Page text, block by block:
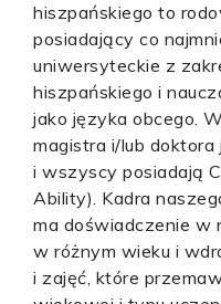
hiszpańskiego to
posiadający co
uniwersyteckie z
hiszpańskiego i
jako języka obcego.
magistra i/lub
i wszyscy posiadają
Ability). Kadra
ma doświadczenie w
w różnym wieku i
i zajęć, które